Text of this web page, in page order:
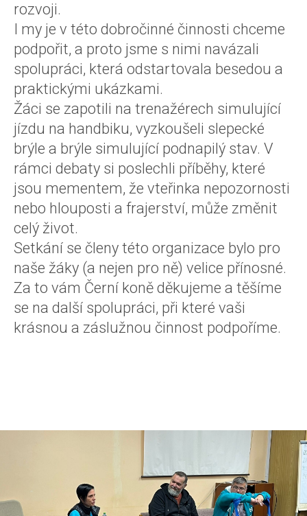
rozvoji.
I my je v této dobročinné činnosti chceme
podpořit, a proto jsme s nimi navázali
spolupráci, která odstartovala besedou a
praktickými ukázkami.
Žáci se zapotili na trenažérech simulující
jízdu na handbiku, vyzkoušeli slepecké
brýle a brýle simulující podnapilý stav. V
rámci debaty si poslechli příběhy, které
jsou mementem, že vteřinka nepozornosti
nebo hlouposti a frajerství, může změnit
celý život.
Setkání se členy této organizace bylo pro
naše žáky (a nejen pro ně) velice přínosné.
Za to vám Černí koně děkujeme a těšíme
se na další spolupráci, při které vaši
krásnou a záslužnou činnost podpoříme.